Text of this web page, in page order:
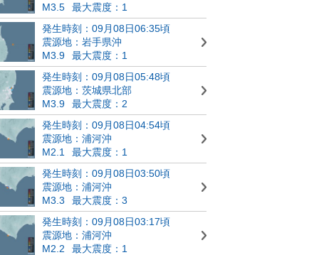
M3.5
最大震度：1
発生時刻：09月08日06:35頃
震源地：岩手県沖
M3.9
最大震度：1
発生時刻：09月08日05:48頃
震源地：茨城県北部
M3.9
最大震度：2
発生時刻：09月08日04:54頃
震源地：浦河沖
M2.1
最大震度：1
発生時刻：09月08日03:50頃
震源地：浦河沖
M3.3
最大震度：3
発生時刻：09月08日03:17頃
震源地：浦河沖
M2.2
最大震度：1